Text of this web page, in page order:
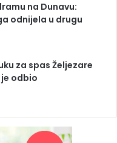
na Dunavu:
odnijela u drugu
za spas Željezare
odbio